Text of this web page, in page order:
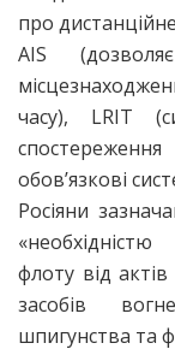
про
AIS
часу), LRIT
обов’язкові
Росіяни
флоту від
засобів
шпигунства та